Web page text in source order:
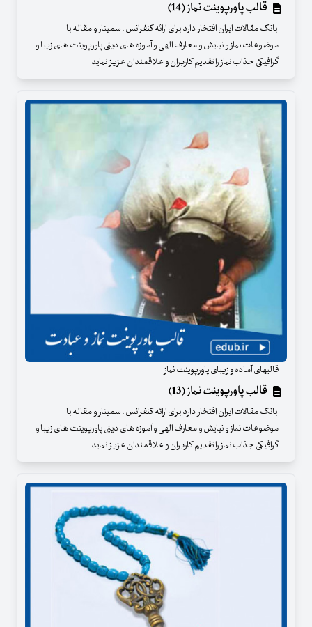
قالب پاورپوینت نماز (14)
بانک مقالات ایران افتخار دارد برای ارائه کنفرانس ، سمینار و مقاله با
موضوعات نماز و نیایش و معارف الهی و آموزه های دینی پاورپوینت های زیبا و
گرافیکی جذاب نماز را تقدیم کاربران و علاقمندان عزیز نماید
قالبهای آماده و زیبای پاورپوینت نماز
قالب پاورپوینت نماز (13)
بانک مقالات ایران افتخار دارد برای ارائه کنفرانس ، سمینار و مقاله با
موضوعات نماز و نیایش و معارف الهی و آموزه های دینی پاورپوینت های زیبا و
گرافیکی جذاب نماز را تقدیم کاربران و علاقمندان عزیز نماید